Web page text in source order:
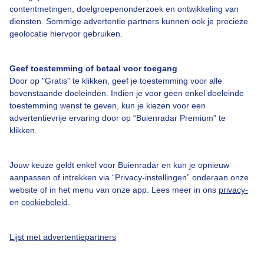
contentmetingen, doelgroepenonderzoek en ontwikkeling van
diensten. Sommige advertentie partners kunnen ook je precieze
geolocatie hiervoor gebruiken.
Geef toestemming of betaal voor toegang
Door op "Gratis" te klikken, geef je toestemming voor alle
bovenstaande doeleinden. Indien je voor geen enkel doeleinde
toestemming wenst te geven, kun je kiezen voor een
advertentievrije ervaring door op “Buienradar Premium” te
klikken.
Jouw keuze geldt enkel voor Buienradar en kun je opnieuw
aanpassen of intrekken via “Privacy-instellingen” onderaan onze
website of in het menu van onze app. Lees meer in ons privacy-
en cookiebeleid
Lijst met advertentiepartners
Bedrijfsgegevens
Contact
Toegankelijkheid
Gebruikersvoorwaarden
Adverteren
Privacy beleid
Cookie beleid